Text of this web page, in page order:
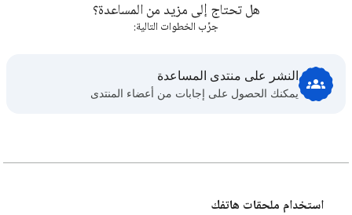
هل تحتاج إلى مزيد من المساعدة؟
جرِّب الخطوات التالية:
النشر على منتدى المساعدة
يمكنك الحصول على إجابات من أعضاء المنتدى
استخدام ملحقات هاتفك